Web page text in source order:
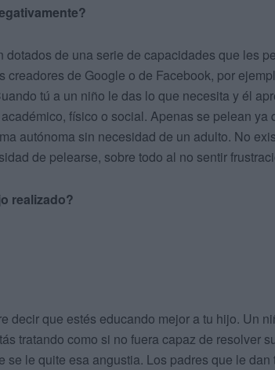
de una serie de capacidades que les
de Google o de Facebook, por
tú a un niño le das lo que necesita y él
físico o social. Apenas se pelean ya
autónoma sin necesidad de un adulto. No
de pelearse, sobre todo al no sentir
realizado?
decir que estés educando mejor a tu hijo. Un
tratando como si no fuera capaz de resolver
le quite esa angustia. Los padres que le dan